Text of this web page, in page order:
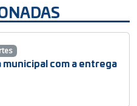
com a entrega